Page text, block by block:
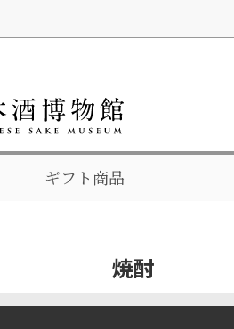
ギフト商品
焼酎